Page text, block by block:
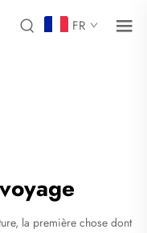
FR
la première chose dont